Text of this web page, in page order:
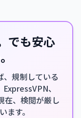
でも安心
規制している
、
在、検閲が厳し
ます。